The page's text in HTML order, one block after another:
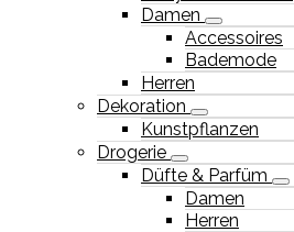
Damen
Accessoires
Bademode
Herren
Dekoration
Kunstpflanzen
Drogerie
Düfte & Parfüm
Damen
Herren